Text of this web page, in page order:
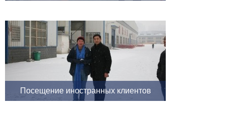
Посещение иностранных клиентов